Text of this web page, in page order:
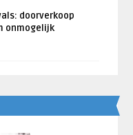
doorverkoop
onmogelijk